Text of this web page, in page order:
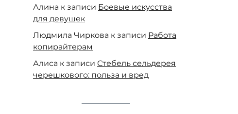
Алина к записи Боевые искусства
для девушек
Людмила Чиркова к записи Работа
копирайтерам
Алиса к записи Стебель сельдерея
черешкового: польза и вред